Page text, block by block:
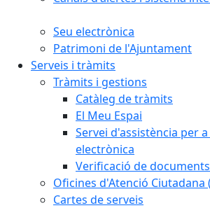
Seu electrònica
Patrimoni de l'Ajuntament
Serveis i tràmits
Tràmits i gestions
Catàleg de tràmits
El Meu Espai
Servei d'assistència per
electrònica
Verificació de
Oficines d'Atenció Ciutadana
Cartes de serveis